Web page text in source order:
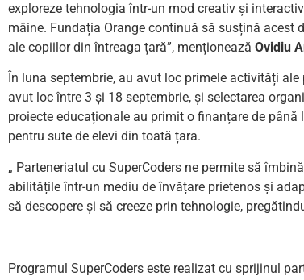
exploreze tehnologia într-un mod creativ și
mâine. Fundația Orange continuă să susțină
ale copiilor din întreaga țară”, menționează Ovidiu
În luna septembrie, au avut loc primele activități
avut loc între 3 și 18 septembrie, și selectarea
proiecte educaționale au primit o finanțare de
pentru sute de elevi din toată țara.
„ Parteneriatul cu SuperCoders ne permite să
abilitățile într-un mediu de învățare prietenos și
să descopere și să creeze prin tehnologie,
Programul SuperCoders este realizat cu sprijinul